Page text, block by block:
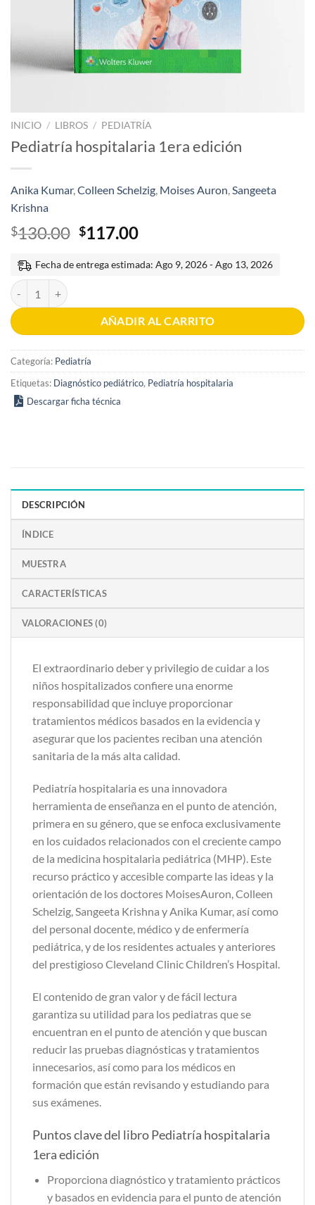
INICIO / LIBROS / PEDIATRÍA
Pediatría hospitalaria 1era edición
Anika Kumar,Colleen Schelzig, Moises Auron,Sangeeta
Krishna
$130.00 El
original
$117.00El
actual
Fecha de entrega estimada: Ago 9, 2026 - Ago 13, 2026
Pediatría hospitalaria 1era edición cantidad
AÑADIR AL CARRITO
Categoría: Pediatría
Etiquetas: Diagnóstico pediátrico, Pediatría hospitalaria
Descargar ficha técnica
DESCRIPCIÓN
ÍNDICE
MUESTRA
CARACTERÍSTICAS
VALORACIONES (0)
El extraordinario deber y privilegio de cuidar a los
niños hospitalizados confiere una enorme
responsabilidad que incluye proporcionar
tratamientos médicos basados en la evidencia y
asegurar que los pacientes reciban una atención
sanitaria de la más alta calidad.
Pediatría hospitalaria es una innovadora
herramienta de enseñanza en el punto de atención,
primera en su género, que se enfoca exclusivamente
en los cuidados relacionados con el creciente campo
de la medicina hospitalaria pediátrica (MHP). Este
recurso práctico y accesible comparte las ideas y la
orientación de los doctores MoisesAuron, Colleen
Schelzig, Sangeeta Krishna y Anika Kumar, así como
del personal docente, médico y de enfermería
pediátrica, y de los residentes actuales y anteriores
del prestigioso Cleveland Clinic Children’s Hospital.
El contenido de gran valor y de fácil lectura
garantiza su utilidad para los pediatras que se
encuentran en el punto de atención y que buscan
reducir las pruebas diagnósticas y tratamientos
innecesarios, así como para los médicos en
formación que están revisando y estudiando para
sus exámenes.
Puntos clave del libro Pediatría hospitalaria
1era edición
Proporciona diagnóstico y tratamiento prácticos
y basados en evidencia para el punto de atención